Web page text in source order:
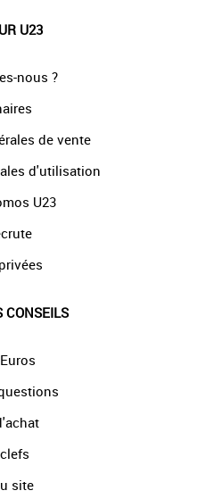
U23
nous ?
de vente
d'utilisation
U23
CONSEILS
site